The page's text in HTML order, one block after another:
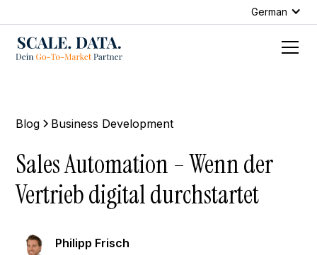
German
Blog Business Development
Sales Automation – Wenn der
Vertrieb digital durchstartet
Philipp Frisch